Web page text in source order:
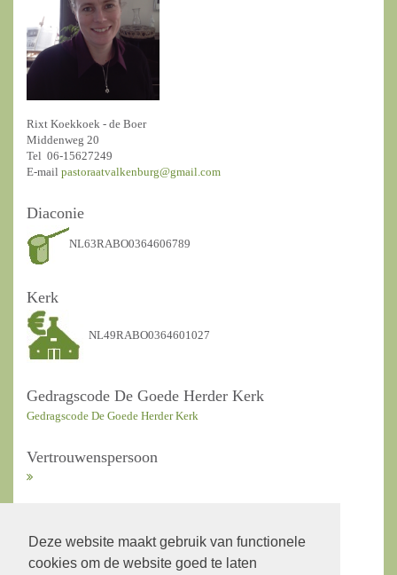
Deze website maakt gebruik van functionele
cookies om de website goed te laten
Rixt Koekkoek - de Boer
Middenweg 20
Tel 06-15627249
E-mail pastoraatvalkenburg@gmail.com
Diaconie
NL63RABO0364606789
Kerk
NL49RABO0364601027
Gedragscode De Goede Herder Kerk
Gedragscode De Goede Herder Kerk
Vertrouwenspersoon